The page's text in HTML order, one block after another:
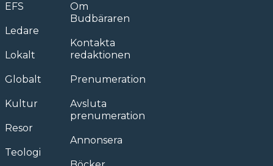
EFS
Ledare
Lokalt
Globalt
Kultur
Resor
Teologi
Om
Budbäraren
Kontakta
redaktionen
Prenumeration
Avsluta
prenumeration
Annonsera